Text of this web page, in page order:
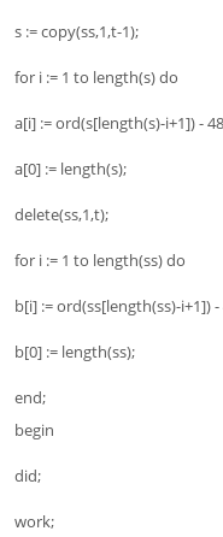
s := copy(ss,1,t-1);
for i := 1 to length(s) do
a[i] := ord(s[length(s)-i+1]) -
a[0] := length(s);
delete(ss,1,t);
for i := 1 to length(ss) do
b[i] := ord(ss[length(ss)-i+1]) -
b[0] := length(ss);
end;
begin
did;
work;